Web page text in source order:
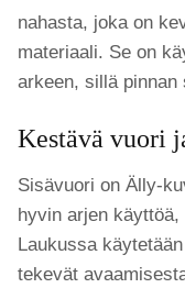
nahasta, joka on
materiaali. Se on
arkeen, sillä
Kestävä vuori
Sisävuori on Älly-
hyvin arjen
Laukussa
tekevät